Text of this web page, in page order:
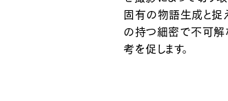
固有の物語生成と捉
の持つ細密で不可解
考を促します。